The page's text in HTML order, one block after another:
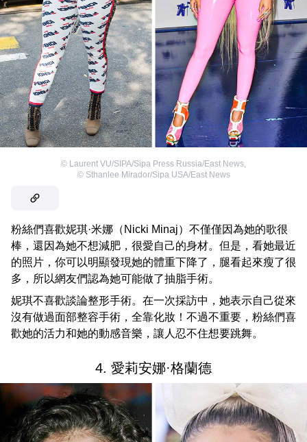
© Laurent VU/SIPA/Sipa Press Russia/East News,
© Sthanlee Mirador/Sipa USA/East News
粉絲們喜歡妮琪·米娜（Nicki Minaj）不僅僅因為她的歌很
棒，還因為她不想減肥，很愛自己的身材。但是，看她最近
的照片，你可以明顯發現她的體重下降了，腿看起來瘦了很
多，所以網友們認為她可能做了抽脂手術。
妮琪不喜歡談論整形手術。在一次採訪中，她表示自己從來
沒有做過面部整容手術，全靠化妝！不過不重要，粉絲們喜
歡她的活力和她的動感音樂，讓人忍不住想要跳舞。
4. 愛莉安娜·格蘭德